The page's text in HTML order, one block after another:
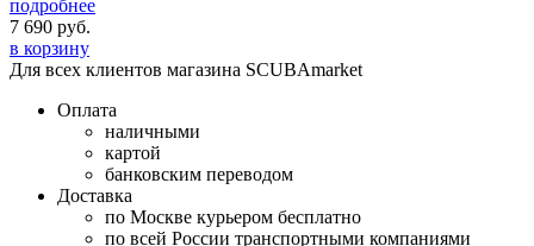
подробнее
7 690 руб.
в корзину
Для всех клиентов магазина SCUBAmarket
Оплата
наличными
картой
банковским переводом
Доставка
по Москве курьером бесплатно
по всей России транспортными компаниями